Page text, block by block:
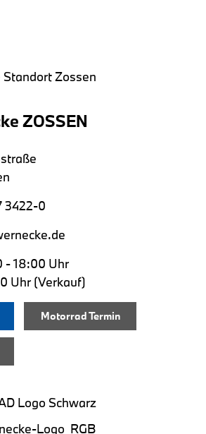
ZOSSEN
3422-0
- 18:00 Uhr
Uhr (Verkauf)
Motorrad Termin